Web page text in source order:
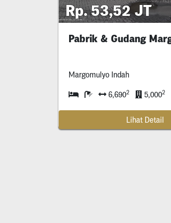
Rp. 53,52 JT
Margomulyo Indah
6,6902 5,0002
Lihat Detail